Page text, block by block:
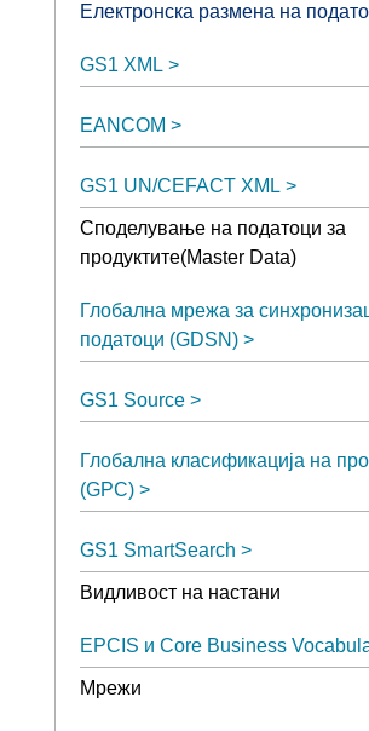
Електронска размена на
GS1 XML
EANCOM
GS1 UN/CEFACT XML
Споделување на податоци за
продуктите(Master Data)
Глобална мрежа за
податоци (GDSN)
GS1 Source
Глобална класификација на
(GPC)
GS1 SmartSearch
Видливост на настани
EPCIS и Core Business
Мрежи